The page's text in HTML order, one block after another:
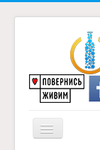
Перемикач
навігації